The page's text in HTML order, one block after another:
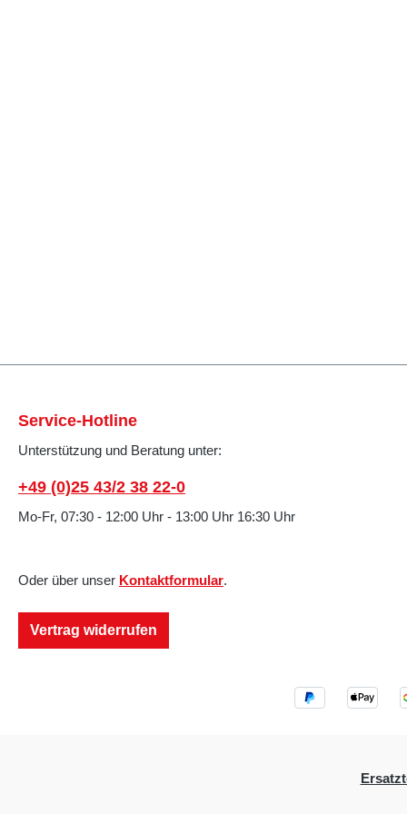
Service-Hotline
Unterstützung und Beratung unter:
+49 (0)25 43/2 38 22-0
Mo-Fr, 07:30 - 12:00 Uhr - 13:00 Uhr 16:30 Uhr
Oder über unser Kontaktformular.
Vertrag widerrufen